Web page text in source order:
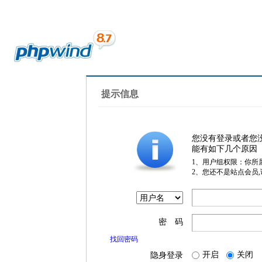
提示信息
您没有登录或者您
能有如下几个原因
1、用户组权限：你所
2、您还不是站点会员
密 码
找回密码
隐身登录 开启 关闭